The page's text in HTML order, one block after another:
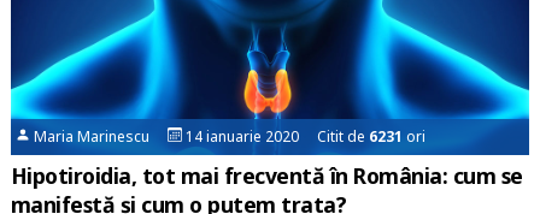
Maria Marinescu 14 ianuarie 2020 Citit de 6231 ori
Hipotiroidia, tot mai frecventă în România: cum se
manifestă și cum o putem trata?